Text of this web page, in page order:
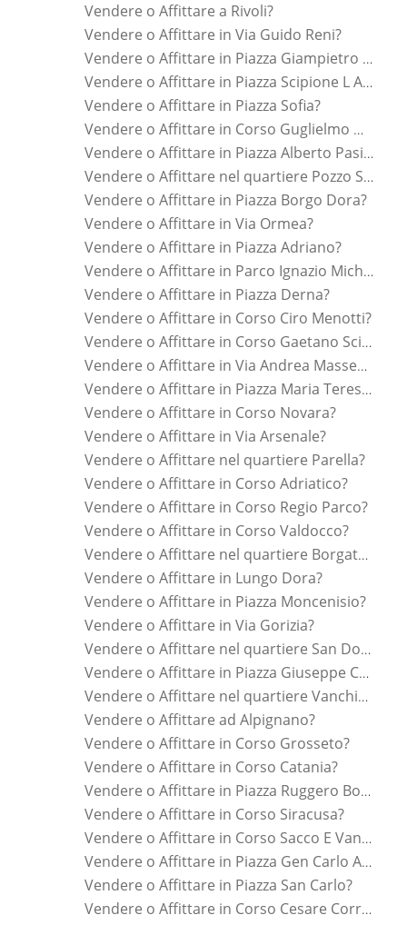
Vendere o Affittare a Rivoli?
Vendere o Affittare in Via Guido Reni?
Vendere o Affittare in Piazza Giampietro Chironi?
Vendere o Affittare in Piazza Scipione L Africano?
Vendere o Affittare in Piazza Sofia?
Vendere o Affittare in Corso Guglielmo Marconi?
Vendere o Affittare in Piazza Alberto Pasini?
Vendere o Affittare nel quartiere Pozzo Strada?
Vendere o Affittare in Piazza Borgo Dora?
Vendere o Affittare in Via Ormea?
Vendere o Affittare in Piazza Adriano?
Vendere o Affittare in Parco Ignazio Michelotti?
Vendere o Affittare in Piazza Derna?
Vendere o Affittare in Corso Ciro Menotti?
Vendere o Affittare in Corso Gaetano Scirea?
Vendere o Affittare in Via Andrea Massena?
Vendere o Affittare in Piazza Maria Teresa?
Vendere o Affittare in Corso Novara?
Vendere o Affittare in Via Arsenale?
Vendere o Affittare nel quartiere Parella?
Vendere o Affittare in Corso Adriatico?
Vendere o Affittare in Corso Regio Parco?
Vendere o Affittare in Corso Valdocco?
Vendere o Affittare nel quartiere Borgata Vittoria?
Vendere o Affittare in Lungo Dora?
Vendere o Affittare in Piazza Moncenisio?
Vendere o Affittare in Via Gorizia?
Vendere o Affittare nel quartiere San Donato?
Vendere o Affittare in Piazza Giuseppe Cesare Abba?
Vendere o Affittare nel quartiere Vanchiglia?
Vendere o Affittare ad Alpignano?
Vendere o Affittare in Corso Grosseto?
Vendere o Affittare in Corso Catania?
Vendere o Affittare in Piazza Ruggero Bonghi?
Vendere o Affittare in Corso Siracusa?
Vendere o Affittare in Corso Sacco E Vanzetti?
Vendere o Affittare in Piazza Gen Carlo Alberto Dalla Chiesa?
Vendere o Affittare in Piazza San Carlo?
Vendere o Affittare in Corso Cesare Correnti?